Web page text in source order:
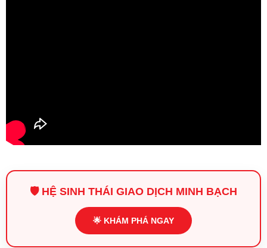
🛡️ HỆ SINH THÁI GIAO DỊCH MINH BẠCH
🌟 KHÁM PHÁ NGAY